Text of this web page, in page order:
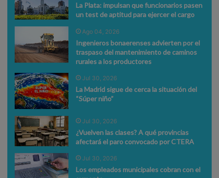
La Plata: impulsan que funcionarios pasen
un test de aptitud para ejercer el cargo
Ago 04, 2026
Ingenieros bonaerenses advierten por el
traspaso del mantenimiento de caminos
rurales a los productores
Jul 30, 2026
La Madrid sigue de cerca la situación del
“Súper niño”
Jul 30, 2026
¿Vuelven las clases? A qué provincias
afectará el paro convocado por CTERA
Jul 30, 2026
Los empleados municipales cobran con el